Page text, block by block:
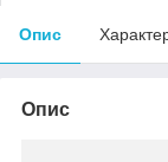
Опис
Опис